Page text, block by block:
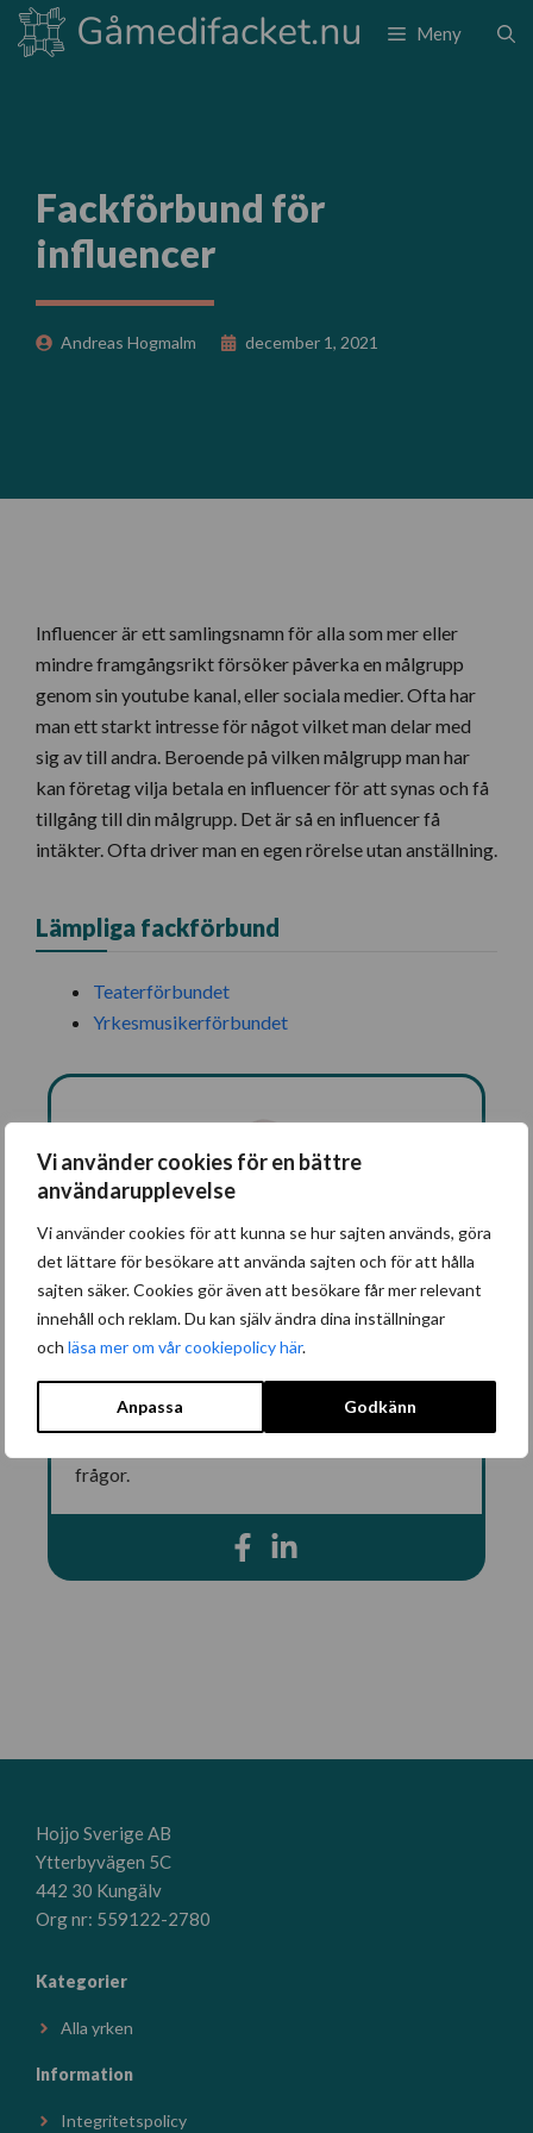
Vi använder cookies för en bättre
användarupplevelse
Vi använder cookies för att kunna se hur sajten används, göra
det lättare för besökare att använda sajten och för att hålla
sajten säker. Cookies gör även att besökare får mer relevant
innehåll och reklam. Du kan själv ändra dina inställningar
och läsa mer om vår cookiepolicy här.
Anpassa Godkänn
Hoppa
till
Meny
Fackförbund för
influencer
Andreas Hogmalm december 1, 2021
Influencer är ett samlingsnamn för alla som mer eller
mindre framgångsrikt försöker påverka en målgrupp
genom sin youtube kanal, eller sociala medier. Ofta har
man ett starkt intresse för något vilket man delar med
sig av till andra. Beroende på vilken målgrupp man har
kan företag vilja betala en influencer för att synas och få
tillgång till din målgrupp. Det är så en influencer få
intäkter. Ofta driver man en egen rörelse utan anställning.
Lämpliga fackförbund
Teaterförbundet
Yrkesmusikerförbundet
Andreas Hogmalm
Andreas är skribent och står för det
redaktionella innehållet på Gåmedifacket.nu.
Andreas har har flera års erfarenhet av
frågor.
Hojjo Sverige AB
Ytterbyvägen 5C
442 30 Kungälv
Org nr: 559122-2780
Kategorier
Alla yrken
Information
Integritetspolicy